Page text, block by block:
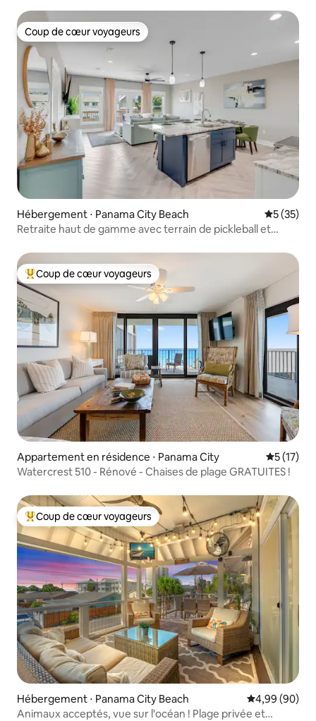
Coup de cœur voyageurs
Coup de cœur voyageurs
Hébergement ⋅ Panama City Beach
5 (35)
Retraite haut de gamme avec terrain de pickleball et
Coups de cœur voyageurs les plus appréciés
Coup de cœur voyageurs
Appartement en résidence ⋅ Panama City
5 (17)
Watercrest 510 - Rénové - Chaises de plage GRATUITES !
Coups de cœur voyageurs les plus appréciés
Coup de cœur voyageurs
Hébergement ⋅ Panama City Beach Évaluation
4,99 (90)
Animaux acceptés, vue sur l'océan ! Plage privée et